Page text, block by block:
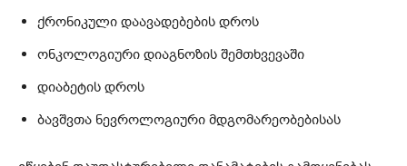
ქრონიკული დაავადებების დროს
ონკოლოგიური დიაგნოზის შემთხვევაში
დიაბეტის დროს
ბავშვთა ნევროლოგიური მდგომარეობებისას